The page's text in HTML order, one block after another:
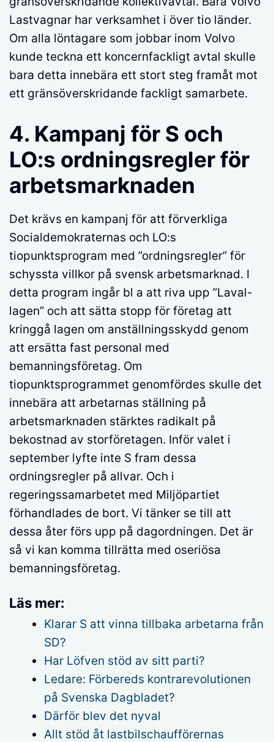
Lastvagnar har verksamhet i över tio länder.
Om alla löntagare som jobbar inom Volvo
kunde teckna ett koncernfackligt avtal skulle
bara detta innebära ett stort steg framåt mot
ett gränsöverskridande fackligt samarbete.
4. Kampanj för S och
LO:s ordningsregler för
arbetsmarknaden
Det krävs en kampanj för att förverkliga
Socialdemokraternas och LO:s
tiopunktsprogram med ”ordningsregler” för
schyssta villkor på svensk arbetsmarknad. I
detta program ingår bl a att riva upp ”Laval-
lagen” och att sätta stopp för företag att
kringgå lagen om anställningsskydd genom
att ersätta fast personal med
bemanningsföretag. Om
tiopunktsprogrammet genomfördes skulle det
innebära att arbetarnas ställning på
arbetsmarknaden stärktes radikalt på
bekostnad av storföretagen. Inför valet i
september lyfte inte S fram dessa
ordningsregler på allvar. Och i
regeringssamarbetet med Miljöpartiet
förhandlades de bort. Vi tänker se till att
dessa åter förs upp på dagordningen. Det är
så vi kan komma tillrätta med oseriösa
bemanningsföretag.
Läs mer:
Klarar S att vinna tillbaka arbetarna från
SD?
Har Löfven stöd av sitt parti?
Ledare: Förbereds kontrarevolutionen
på Svenska Dagbladet?
Därför blev det nyval
Allt stöd åt lastbilschaufförernas